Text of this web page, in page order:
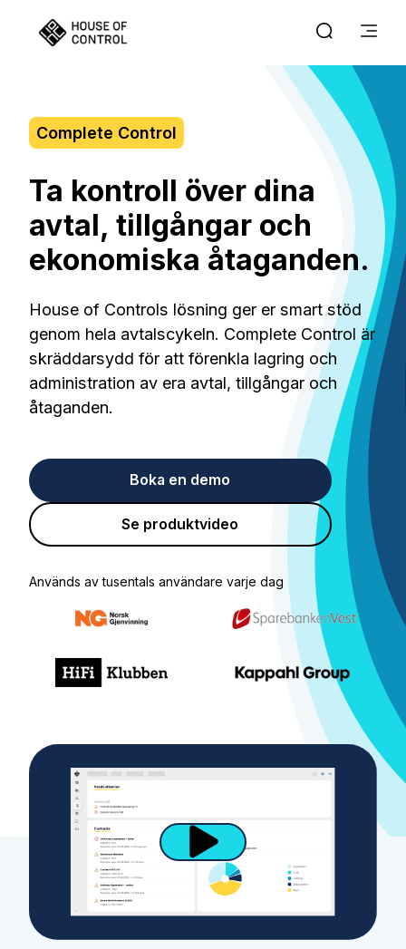
Complete Control
Ta kontroll över dina
avtal, tillgångar och
ekonomiska åtaganden.
House of Controls lösning ger er smart stöd
genom hela avtalscykeln. Complete Control är
skräddarsydd för att förenkla lagring och
administration av era avtal, tillgångar och
åtaganden.
Boka en demo
Se produktvideo
Används av tusentals användare varje dag